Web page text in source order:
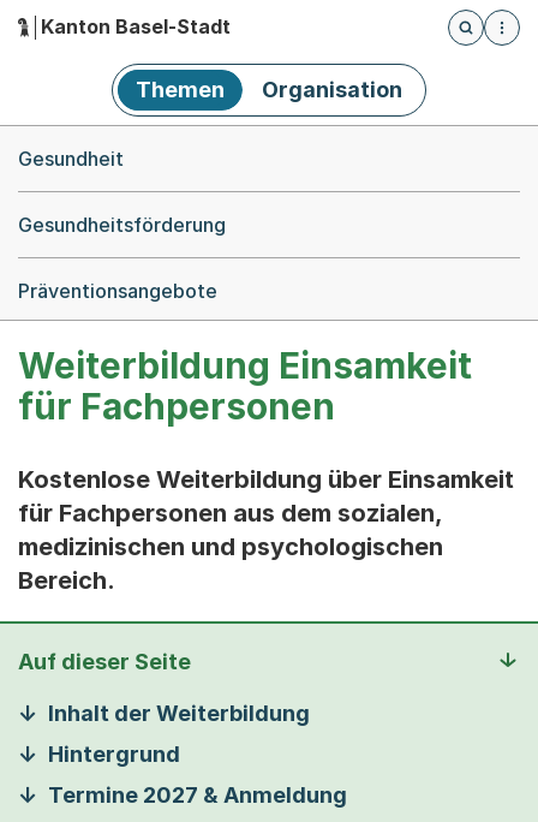
Hauptnavigation
Kanton Basel-Stadt
Öffnet
Themen Organisation
Gesundheit
Gesundheitsförderung
Präventionsangebote
Weiterbildung Einsamkeit
für Fachpersonen
Kostenlose Weiterbildung über Einsamkeit
für Fachpersonen aus dem sozialen,
medizinischen und psychologischen
Bereich.
Auf dieser Seite
Inhalt der Weiterbildung
Hintergrund
Termine 2027 & Anmeldung